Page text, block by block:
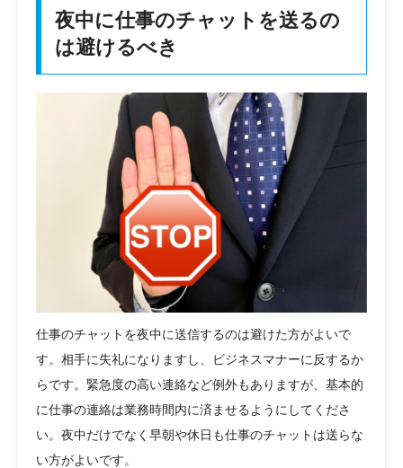
夜中に仕事のチャットを送るの
は避けるべき
仕事のチャットを夜中に送信するのは避けた方がよいで
す。相手に失礼になりますし、ビジネスマナーに反するか
らです。緊急度の高い連絡など例外もありますが、基本的
に仕事の連絡は業務時間内に済ませるようにしてくださ
い。夜中だけでなく早朝や休日も仕事のチャットは送らな
い方がよいです。